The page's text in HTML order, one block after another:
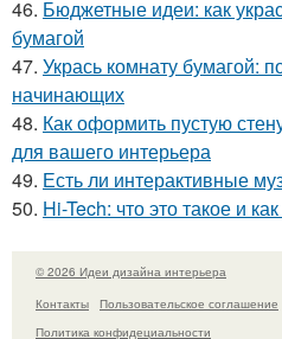
46. Бюджетные идеи: как
бумагой
47. Укрась комнату бумагой:
начинающих
48. Как оформить пустую
для вашего интерьера
49. Есть ли интерактивные
50. Hi-Tech: что это такое и
© 2026 Идеи дизайна интерьера
Контакты
Пользовательское соглашение
Политика конфидециальности